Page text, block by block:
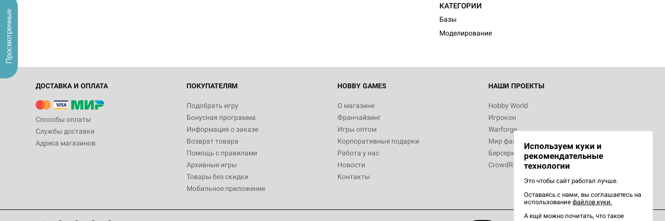
КАТЕГОРИИ
Базы
Моделирование
ДОСТАВКА И ОПЛАТА
Способы оплаты
Службы доставки
Адреса магазинов
ПОКУПАТЕЛЯМ
Подобрать игру
Бонусная программа
Информация о заказе
Возврат товара
Помощь с правилами
Архивные игры
Товары без скидки
Мобильное приложение
HOBBY GAMES
О магазине
Франчайзинг
Игры оптом
Корпоративные подарки
Работа у нас
Новости
Контакты
НАШИ ПРОЕКТЫ
Hobby World
Игрокон
Warforge
Мир фантастики
Берсерк
CrowdRepublic
Используем куки и
рекомендательные
технологии
Это чтобы сайт работал лучше.
Оставаясь с нами, вы соглашаетесь на
использование файлов куки.
А ещё можно почитать, что такое
Просмотренные
Белая смерть
12 990
Настольная игра Hobby World Берсерк.
3 490